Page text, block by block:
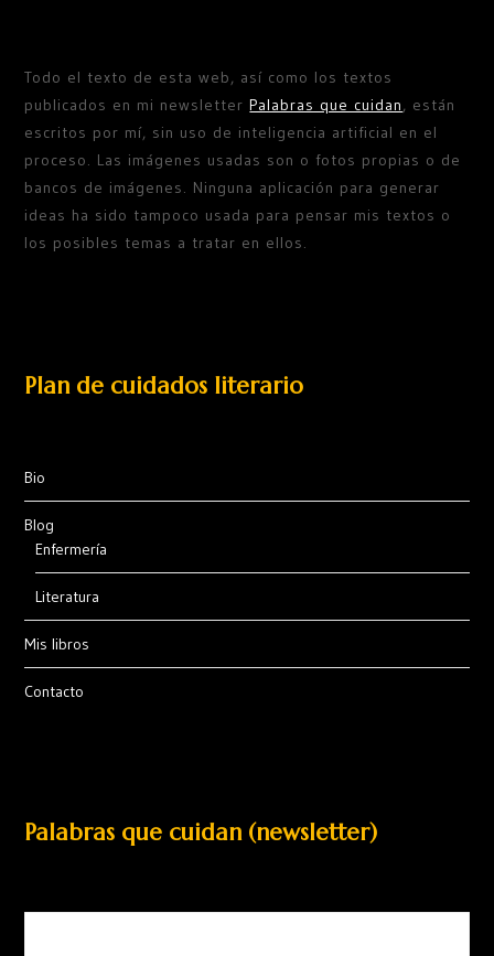
Todo el texto de esta web, así como los textos
publicados en mi newsletterPalabras que cuidan, están
escritos por mí, sin uso de inteligencia artificial en el
proceso. Las imágenes usadas son o fotos propias o de
bancos de imágenes. Ninguna aplicación para generar
ideas ha sido tampoco usada para pensar mis textos o
los posibles temas a tratar en ellos.
Plan de cuidados literario
Bio
Blog
Enfermería
Literatura
Mis libros
Contacto
Palabras que cuidan (newsletter)